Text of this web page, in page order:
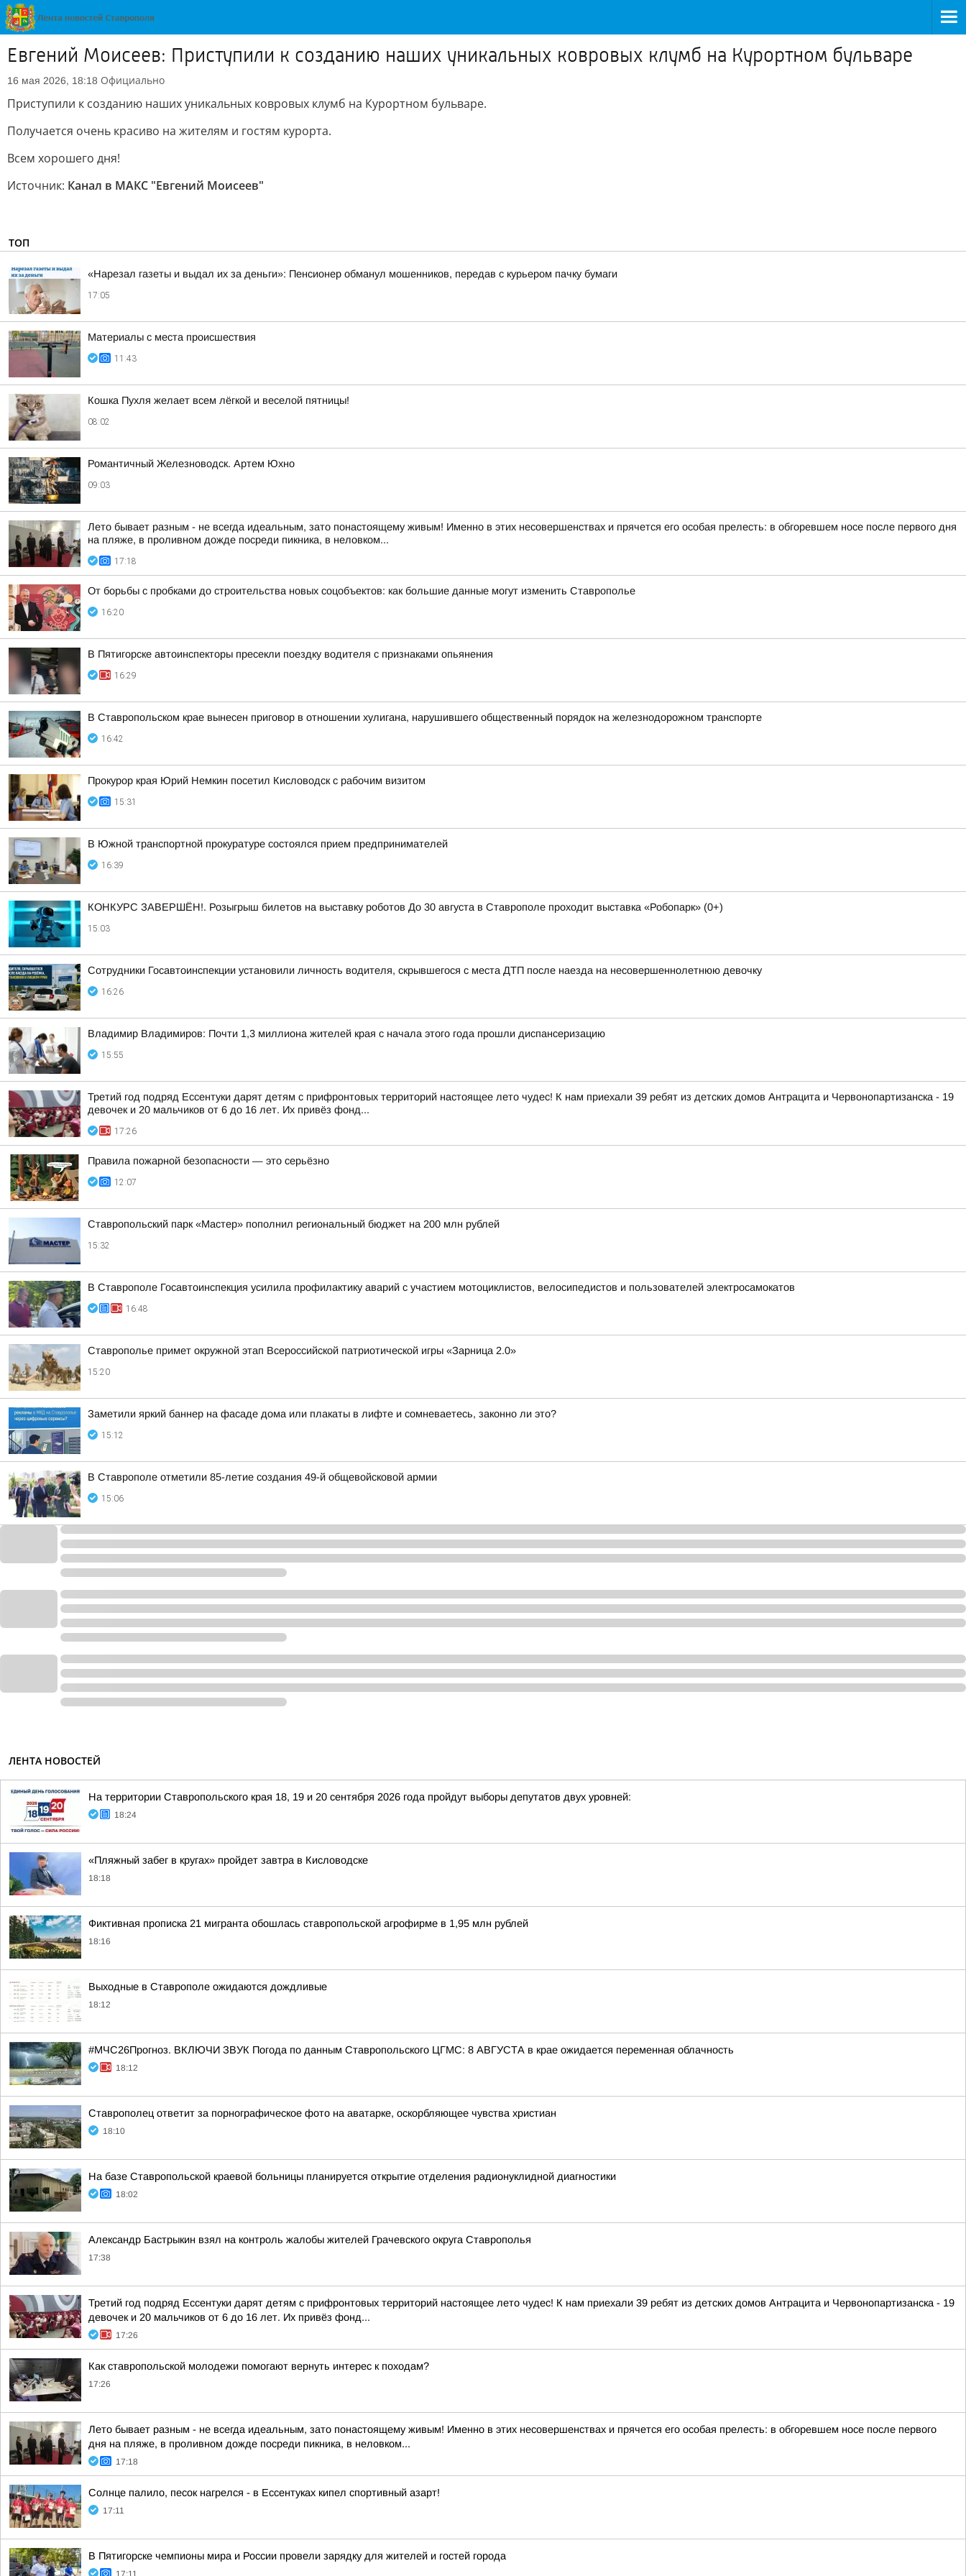
Евгений Моисеев: Приступили к созданию наших уникальных ковровых клумб на Курортном бульваре
16 мая 2026, 18:18 Официально
Приступили к созданию наших уникальных ковровых клумб на Курортном бульваре.
Получается очень красиво на жителям и гостям курорта.
Всем хорошего дня!
Источник: Канал в МАКС "Евгений Моисеев"
ТОП
«Нарезал газеты и выдал их за деньги»: Пенсионер обманул мошенников, передав с курьером пачку бумаги
17:05
Материалы с места происшествия
11:43
Кошка Пухля желает всем лёгкой и веселой пятницы!
08:02
Романтичный Железноводск. Артем Юхно
09:03
Лето бывает разным - не всегда идеальным, зато понастоящему живым! Именно в этих несовершенствах и прячется его особая прелесть: в обгоревшем носе после первого дня
на пляже, в проливном дожде посреди пикника, в неловком...
17:18
От борьбы с пробками до строительства новых соцобъектов: как большие данные могут изменить Ставрополье
16:20
В Пятигорске автоинспекторы пресекли поездку водителя с признаками опьянения
16:29
В Ставропольском крае вынесен приговор в отношении хулигана, нарушившего общественный порядок на железнодорожном транспорте
16:42
Прокурор края Юрий Немкин посетил Кисловодск с рабочим визитом
15:31
В Южной транспортной прокуратуре состоялся прием предпринимателей
16:39
КОНКУРС ЗАВЕРШЁН!. Розыгрыш билетов на выставку роботов До 30 августа в Ставрополе проходит выставка «Робопарк» (0+)
15:03
Сотрудники Госавтоинспекции установили личность водителя, скрывшегося с места ДТП после наезда на несовершеннолетнюю девочку
16:26
Владимир Владимиров: Почти 1,3 миллиона жителей края с начала этого года прошли диспансеризацию
15:55
Третий год подряд Ессентуки дарят детям с прифронтовых территорий настоящее лето чудес! К нам приехали 39 ребят из детских домов Антрацита и Червонопартизанска - 19
девочек и 20 мальчиков от 6 до 16 лет. Их привёз фонд...
17:26
Правила пожарной безопасности — это серьёзно
12:07
Ставропольский парк «Мастер» пополнил региональный бюджет на 200 млн рублей
15:32
В Ставрополе Госавтоинспекция усилила профилактику аварий с участием мотоциклистов, велосипедистов и пользователей электросамокатов
16:48
Ставрополье примет окружной этап Всероссийской патриотической игры «Зарница 2.0»
15:20
Заметили яркий баннер на фасаде дома или плакаты в лифте и сомневаетесь, законно ли это?
15:12
В Ставрополе отметили 85-летие создания 49-й общевойсковой армии
15:06
ЛЕНТА НОВОСТЕЙ
На территории Ставропольского края 18, 19 и 20 сентября 2026 года пройдут выборы депутатов двух уровней:
18:24
«Пляжный забег в кругах» пройдет завтра в Кисловодске
18:18
Фиктивная прописка 21 мигранта обошлась ставропольской агрофирме в 1,95 млн рублей
18:16
Выходные в Ставрополе ожидаются дождливые
18:12
#МЧС26Прогноз. ВКЛЮЧИ ЗВУК Погода по данным Ставропольского ЦГМС: 8 АВГУСТА в крае ожидается переменная облачность
18:12
Ставрополец ответит за порнографическое фото на аватарке, оскорбляющее чувства христиан
18:10
На базе Ставропольской краевой больницы планируется открытие отделения радионуклидной диагностики
18:02
Александр Бастрыкин взял на контроль жалобы жителей Грачевского округа Ставрополья
17:38
Третий год подряд Ессентуки дарят детям с прифронтовых территорий настоящее лето чудес! К нам приехали 39 ребят из детских домов Антрацита и Червонопартизанска - 19
девочек и 20 мальчиков от 6 до 16 лет. Их привёз фонд...
17:26
Как ставропольской молодежи помогают вернуть интерес к походам?
17:26
Лето бывает разным - не всегда идеальным, зато понастоящему живым! Именно в этих несовершенствах и прячется его особая прелесть: в обгоревшем носе после первого
дня на пляже, в проливном дожде посреди пикника, в неловком...
17:18
Солнце палило, песок нагрелся - в Ессентуках кипел спортивный азарт!
17:11
В Пятигорске чемпионы мира и России провели зарядку для жителей и гостей города
17:11